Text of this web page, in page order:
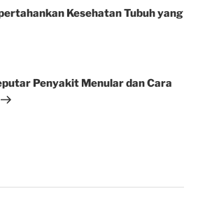
Kesehatan Tubuh yang
Penyakit Menular dan Cara